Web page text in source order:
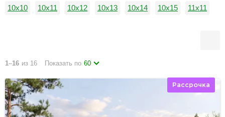
10х10 10х11 10х12 10х13 10х14 10х15 11х11
1–16 из 16 Показать по 60
Рассрочка